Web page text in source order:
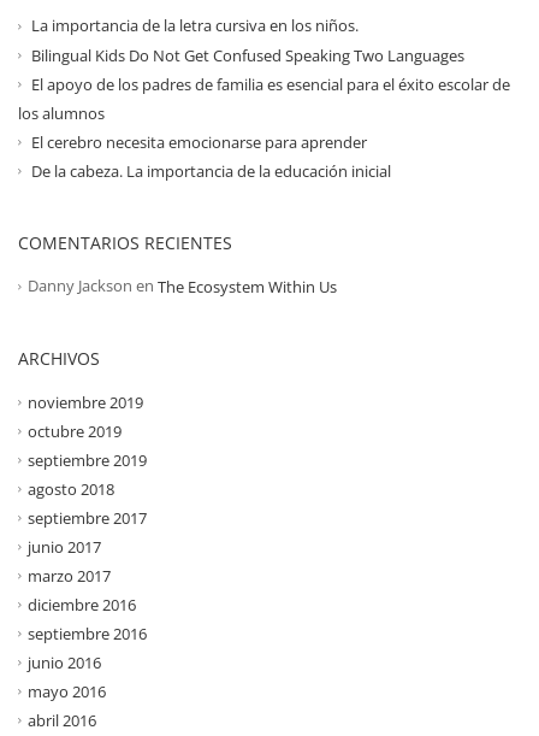
La importancia de la letra cursiva en los niños.
Bilingual Kids Do Not Get Confused Speaking Two Languages
El apoyo de los padres de familia es esencial para el éxito escolar de
los alumnos
El cerebro necesita emocionarse para aprender
De la cabeza. La importancia de la educación inicial
COMENTARIOS RECIENTES
Danny Jackson en The Ecosystem Within Us
ARCHIVOS
noviembre 2019
octubre 2019
septiembre 2019
agosto 2018
septiembre 2017
junio 2017
marzo 2017
diciembre 2016
septiembre 2016
junio 2016
mayo 2016
abril 2016